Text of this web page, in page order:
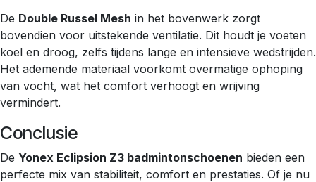
De Double Russel Mesh in het bovenwerk zorgt
bovendien voor uitstekende ventilatie. Dit houdt je voeten
koel en droog, zelfs tijdens lange en intensieve wedstrijden.
Het ademende materiaal voorkomt overmatige ophoping
van vocht, wat het comfort verhoogt en wrijving
vermindert.
Conclusie
De Yonex Eclipsion Z3 badmintonschoenen bieden een
perfecte mix van stabiliteit, comfort en prestaties. Of je nu